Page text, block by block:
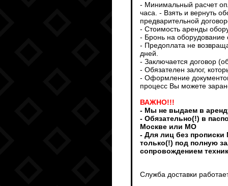
- Минимальный расчет
часа. - Взять и вернуть
предварительной
- Стоимость аренды
- Бронь на оборудование
- Предоплата не
дней.
- Заключается договор
- Обязателен залог,
- Оформление
процесс Вы можете
ВАЖНО!!!
- Мы не выдаем в
- Обязательно(!) в
Москве или МО
- Для лиц без
только(!) под полную
сопровождением
Служба доставки